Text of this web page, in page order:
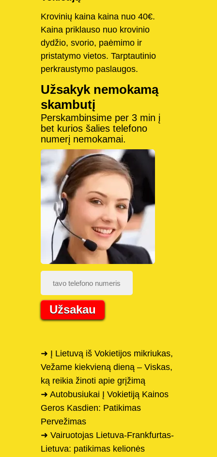
Krovinių kaina kaina nuo 40€.
Kaina priklauso nuo krovinio
dydžio, svorio, paėmimo ir
pristatymo vietos. Tarptautinio
perkraustymo paslaugos.
Užsakyk nemokamą
skambutį
Perskambinsime per 3 min į
bet kurios šalies telefono
numerį nemokamai.
Užsakau
➜ Į Lietuvą iš Vokietijos mikriukas,
Vežame kiekvieną dieną – Viskas,
ką reikia žinoti apie grįžimą
➜ Autobusiukai Į Vokietiją Kainos
Geros Kasdien: Patikimas
Pervežimas
➜ Vairuotojas Lietuva-Frankfurtas-
Lietuva: patikimas kelionės